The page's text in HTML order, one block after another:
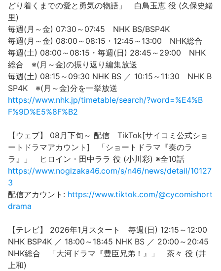
どり着くまでの愛と勇気の物語」 白鳥玉恵 役 (久保史緒
里)
毎週(月～金) 07:30～07:45 NHK BS/BSP4K
毎週(月～金) 08:00～08:15・12:45～13:00 NHK総合
毎週(土) 08:00～08:15・毎週(日) 28:45～29:00 NHK
総合 ※(月～金)の振り返り編集放送
毎週(土) 08:15～09:30 NHK BS ／ 10:15～11:30 NHK B
SP4K ※(月～金)分を一挙放送
https://www.nhk.jp/timetable/search/?word=%E4%B
F%9D%E5%8F%B2
【ウェブ】 08月下旬～ 配信 TikTok[サイコミ公式ショ
ートドラマアカウント] 「ショートドラマ『奏のラ
ラ』」 ヒロイン・田中ララ 役 (小川彩) ※全10話
https://www.nogizaka46.com/s/n46/news/detail/10127
3
配信アカウント: https://www.tiktok.com/@cycomishort
drama
【テレビ】 2026年1月スタート 毎週(日) 12:15～12:00
NHK BSP4K ／ 18:00～18:45 NHK BS ／ 20:00～20:45
NHK総合 「大河ドラマ『豊臣兄弟！』」 茶々 役 (井
上和)